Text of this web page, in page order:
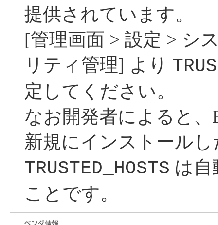
提供されています。
[管理画面 > 設定 > シ
リティ管理] より
定してください。
なお開発者によると、
新規にインストールし
TRUSTED_HOSTS は自
ことです。